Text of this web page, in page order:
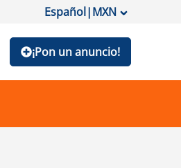
Español|MXN
¡Pon un anuncio!